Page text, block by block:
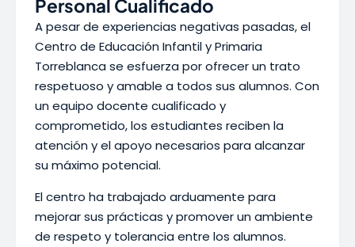
Personal Cualificado
A pesar de experiencias negativas pasadas, el
Centro de Educación Infantil y Primaria
Torreblanca se esfuerza por ofrecer un trato
respetuoso y amable a todos sus alumnos. Con
un equipo docente cualificado y
comprometido, los estudiantes reciben la
atención y el apoyo necesarios para alcanzar
su máximo potencial.
El centro ha trabajado arduamente para
mejorar sus prácticas y promover un ambiente
de respeto y tolerancia entre los alumnos.